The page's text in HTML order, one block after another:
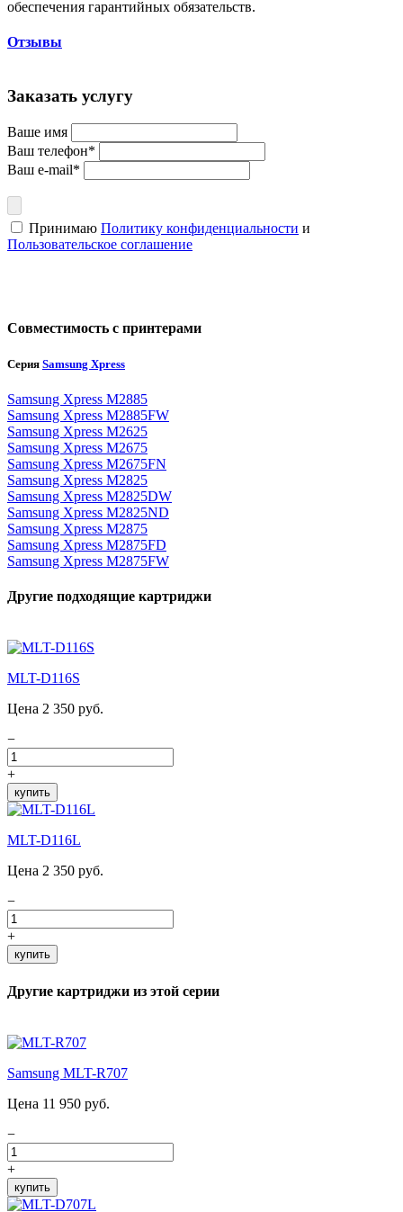
обеспечения гарантийных обязательств.
Отзывы
Заказать услугу
Ваше имя
Ваш телефон*
Ваш e-mail*
Принимаю Политику конфиденциальности и
Пользовательское соглашение
Совместимость с принтерами
Серия Samsung Xpress
Samsung Xpress M2885
Samsung Xpress M2885FW
Samsung Xpress M2625
Samsung Xpress M2675
Samsung Xpress M2675FN
Samsung Xpress M2825
Samsung Xpress M2825DW
Samsung Xpress M2825ND
Samsung Xpress M2875
Samsung Xpress M2875FD
Samsung Xpress M2875FW
Другие подходящие картриджи
MLT-D116S
Цена 2 350 руб.
−
+
купить
MLT-D116L
Цена 2 350 руб.
−
+
купить
Другие картриджи из этой серии
Samsung MLT-R707
Цена 11 950 руб.
−
+
купить